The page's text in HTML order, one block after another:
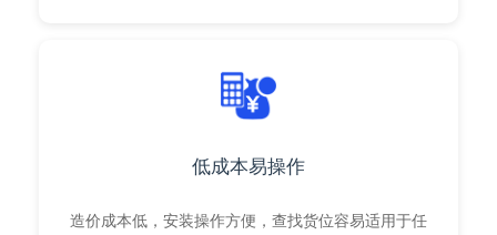
低成本易操作
造价成本低，安装操作方便，查找货位容易适用于任